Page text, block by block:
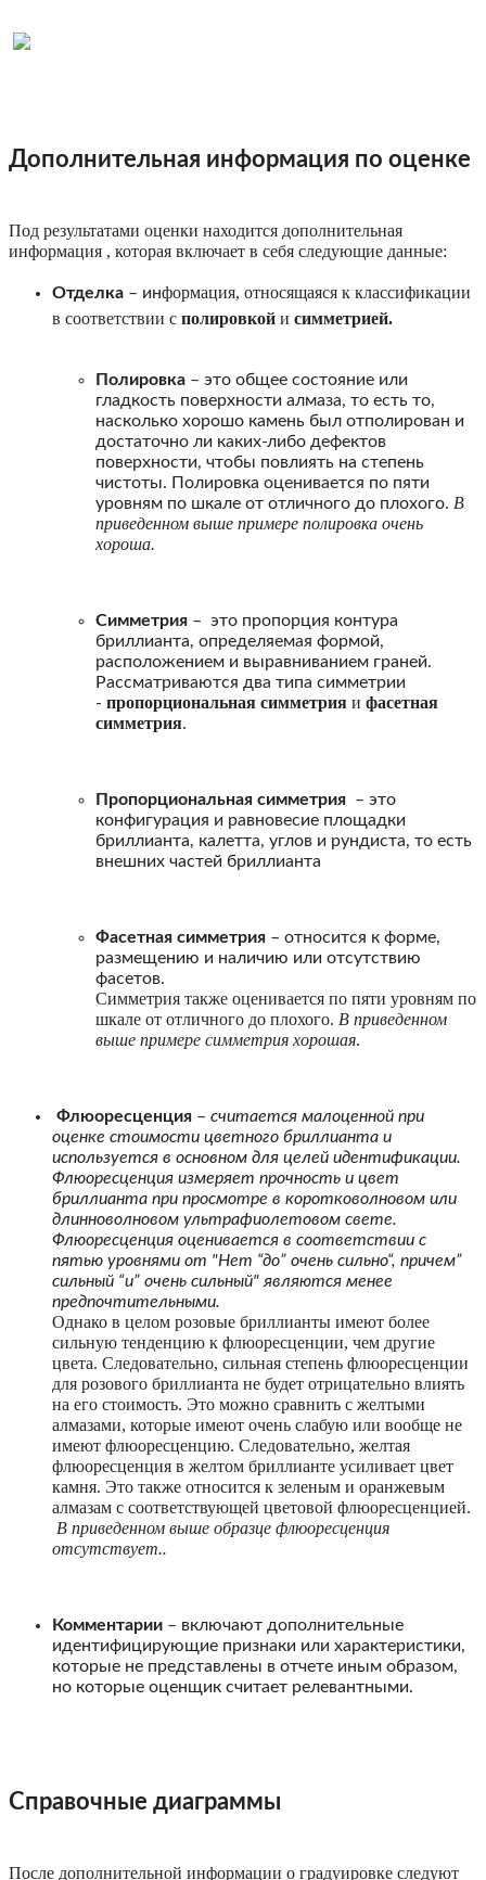
Дополнительная информация по оценке
Под результатами оценки находится дополнительная
информация , которая включает в себя следующие данные:
Отделка – информация, относящаяся к классификации
в соответствии с полировкой и симметрией.
Полировка – это общее состояние или
гладкость поверхности алмаза, то есть то,
насколько хорошо камень был отполирован и
достаточно ли каких-либо дефектов
поверхности, чтобы повлиять на степень
чистоты. Полировка оценивается по пяти
уровням по шкале от отличного до плохого. В
приведенном выше примере полировка очень
хороша.
Симметрия – это пропорция контура
бриллианта, определяемая формой,
расположением и выравниванием граней.
Рассматриваются два типа симметрии
- пропорциональная симметрия и фасетная
симметрия.
Пропорциональная симметрия – это
конфигурация и равновесие площадки
бриллианта, калетта, углов и рундиста, то есть
внешних частей бриллианта
Фасетная симметрия – относится к форме,
размещению и наличию или отсутствию
фасетов.
Симметрия также оценивается по пяти уровням по
шкале от отличного до плохого. В приведенном
выше примере симметрия хорошая.
Флюоресценция – считается малоценной при
оценке стоимости цветного бриллианта и
используется в основном для целей идентификации.
Флюоресценция измеряет прочность и цвет
бриллианта при просмотре в коротковолновом или
длинноволновом ультрафиолетовом свете.
Флюоресценция оценивается в соответствии с
пятью уровнями от "Нет “до” очень сильно“, причем”
сильный “и” очень сильный" являются менее
предпочтительными.
Однако в целом розовые бриллианты имеют более
сильную тенденцию к флюоресценции, чем другие
цвета. Следовательно, сильная степень флюоресценции
для розового бриллианта не будет отрицательно влиять
на его стоимость. Это можно сравнить с желтыми
алмазами, которые имеют очень слабую или вообще не
имеют флюоресценцию. Следовательно, желтая
флюоресценция в желтом бриллианте усиливает цвет
камня. Это также относится к зеленым и оранжевым
алмазам с соответствующей цветовой флюоресценцией.
В приведенном выше образце флюоресценция
отсутствует..
Комментарии – включают дополнительные
идентифицирующие признаки или характеристики,
которые не представлены в отчете иным образом,
но которые оценщик считает релевантными.
Справочные диаграммы
После дополнительной информации о градуировке следуют